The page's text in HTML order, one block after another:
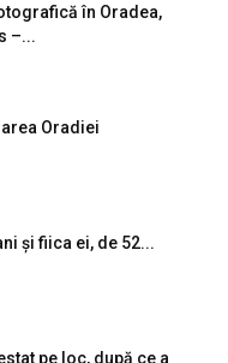
în Oradea,
–...
Oradiei
și fiica ei, de 52...
pe loc, după ce a